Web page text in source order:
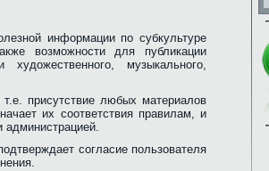
информации по субкультуре
возможности для публикации
музыкального,
присутствие любых материалов
их соответствия правилам, и
администрацией.
согласие пользователя